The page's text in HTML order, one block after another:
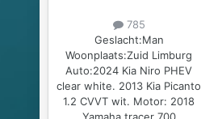
785
Geslacht:Man
Woonplaats:Zuid Limburg
Auto:2024 Kia Niro PHEV
clear white. 2013 Kia Picanto
1.2 CVVT wit. Motor: 2018
Yamaha tracer 700